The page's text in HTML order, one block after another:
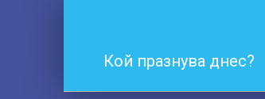
Кой празнува днес?